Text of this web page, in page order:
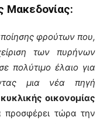
Μακεδονίας:
φρούτων που,
των πυρήνων
πολύτιμο έλαιο για
μια νέα πηγή
κυκλικής οικονομίας
τώρα την